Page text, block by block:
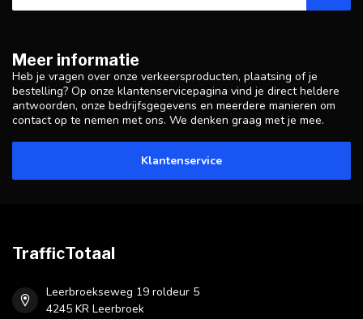
Meer informatie
Heb je vragen over onze verkeersproducten, plaatsing of je
bestelling? Op onze klantenservicepagina vind je direct heldere
antwoorden, onze bedrijfsgegevens en meerdere manieren om
contact op te nemen met ons. We denken graag met je mee.
Klantenservice
TrafficTotaal
Leerbroekseweg 19 roldeur 5
4245 KR Leerbroek